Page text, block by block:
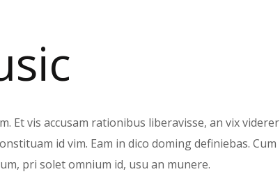
Et vis accusam rationibus liberavisse, an vix viderer
id vim. Eam in dico doming definiebas. Cum
pri solet omnium id, usu an munere.